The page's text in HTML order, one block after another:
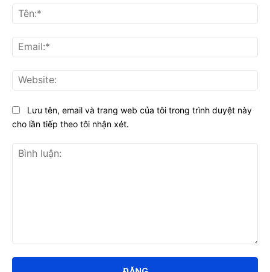
luận:
Lưu tên, email và trang web của tôi trong trình duyệt này
cho lần tiếp theo tôi nhận xét.